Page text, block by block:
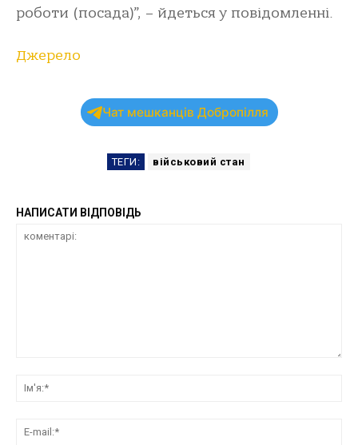
роботи (посада)”, – йдеться у повідомленні.
Джерело
Чат мешканців Добропілля
ТЕГИ: військовий стан
НАПИСАТИ ВІДПОВІДЬ